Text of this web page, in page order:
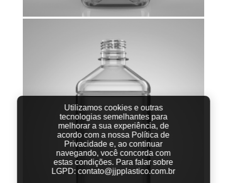
Utilizamos cookies e outras
tecnologias semelhantes para
melhorar a sua experiência, de
acordo com a nossa Política de
Privacidade e, ao continuar
navegando, você concorda com
estas condições. Para falar sobre
LGPD:contato@jjpplastico.com.br